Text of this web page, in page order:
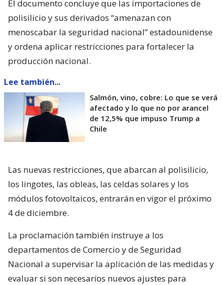
El documento concluye que las importaciones de
polisilicio y sus derivados “amenazan con
menoscabar la seguridad nacional” estadounidense
y ordena aplicar restricciones para fortalecer la
producción nacional.
Lee también...
Salmón, vino, cobre: Lo que se verá
afectado y lo que no por arancel
de 12,5% que impuso Trump a
Chile
Las nuevas restricciones, que abarcan al polisilicio,
los lingotes, las obleas, las celdas solares y los
módulos fotovoltaicos, entrarán en vigor el próximo
4 de diciembre.
La proclamación también instruye a los
departamentos de Comercio y de Seguridad
Nacional a supervisar la aplicación de las medidas y
evaluar si son necesarios nuevos ajustes para